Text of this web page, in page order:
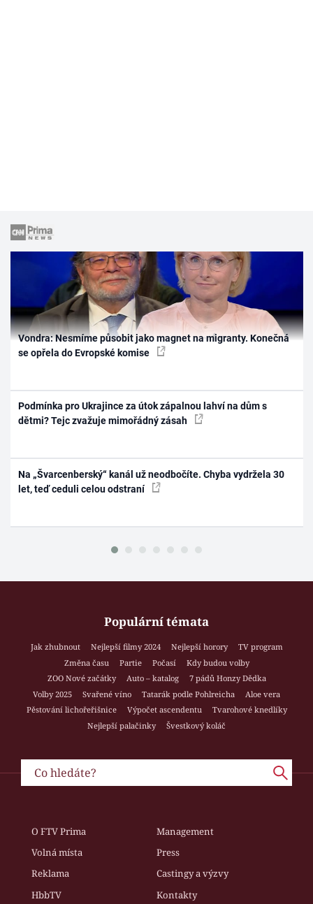
Vondra: Nesmíme působit jako magnet na migranty. Konečná
se opřela do Evropské komise
Podmínka pro Ukrajince za útok zápalnou lahví na dům s
dětmi? Tejc zvažuje mimořádný zásah
Na „Švarcenberský“ kanál už neodbočíte. Chyba vydržela 30
let, teď ceduli celou odstraní
Populární témata
Jak zhubnout Nejlepší filmy 2024 Nejlepší horory
TV program
Změna času
Partie Počasí
Kdy budou volby
ZOO Nové začátky
Auto – katalog
7 pádů Honzy Dědka
Volby 2025
Svařené víno Tatarák podle Pohlreicha
Aloe vera
Pěstování lichořeřišnice
Výpočet ascendentu
Tvarohové knedlíky
Nejlepší palačinky
Švestkový koláč
O FTV Prima
Management
Volná místa
Press
Reklama
Castingy a výzvy
HbbTV
Kontakty